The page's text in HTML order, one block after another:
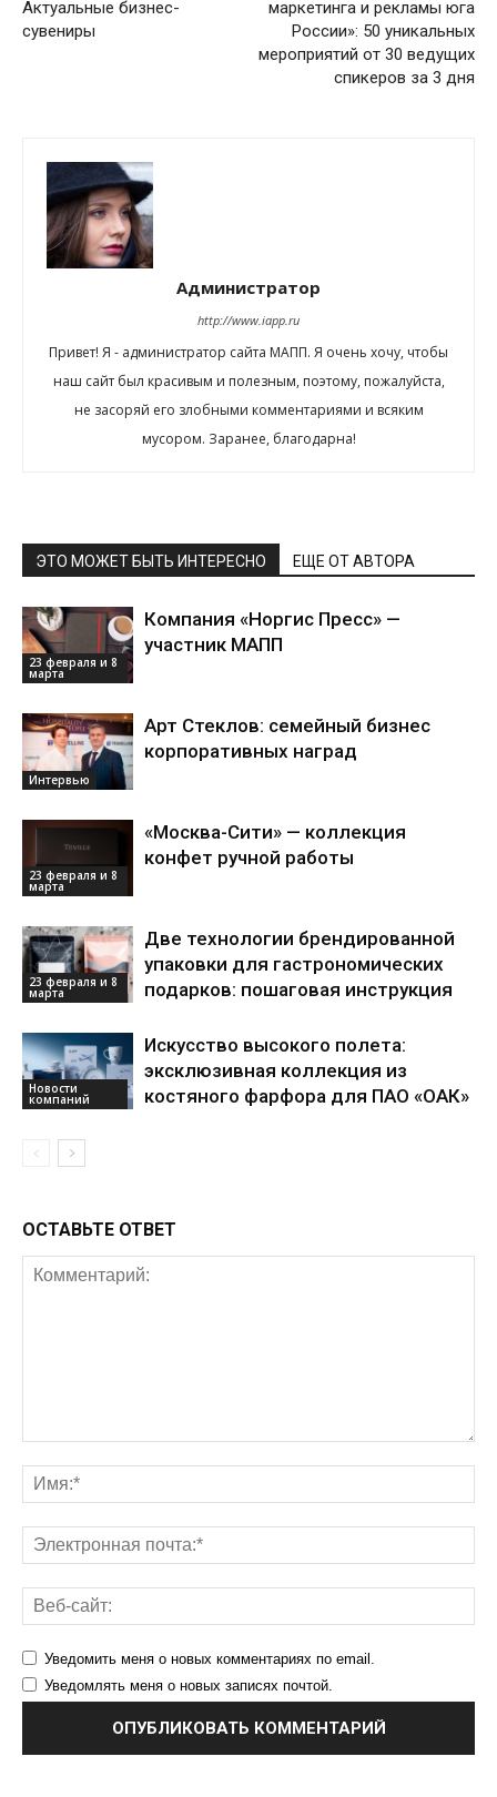
Актуальные бизнес-
сувениры
маркетинга и рекламы юга
России»: 50 уникальных
мероприятий от 30 ведущих
спикеров за 3 дня
Администратор
http://www.iapp.ru
Привет! Я - администратор сайта МАПП. Я очень хочу, чтобы
наш сайт был красивым и полезным, поэтому, пожалуйста,
не засоряй его злобными комментариями и всяким
мусором. Заранее, благодарна!
ЭТО МОЖЕТ БЫТЬ ИНТЕРЕСНО ЕЩЕ ОТ АВТОРА
23 февраля и 8
марта
Компания «Норгис Пресс» —
участник МАПП
Интервью
Арт Стеклов: семейный бизнес
корпоративных наград
23 февраля и 8
марта
«Москва-Сити» — коллекция
конфет ручной работы
23 февраля и 8
марта
Две технологии брендированной
упаковки для гастрономических
подарков: пошаговая инструкция
Новости
компаний
Искусство высокого полета:
эксклюзивная коллекция из
костяного фарфора для ПАО «ОАК»
ОСТАВЬТЕ ОТВЕТ
Уведомить меня о новых комментариях по email.
Уведомлять меня о новых записях почтой.